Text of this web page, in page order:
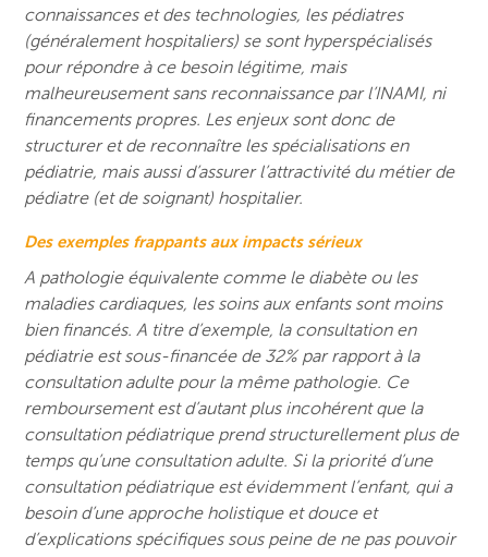
connaissances et des technologies, les pédiatres
(généralement hospitaliers) se sont hyperspécialisés
pour répondre à ce besoin légitime, mais
malheureusement sans reconnaissance par l’INAMI, ni
financements propres. Les enjeux sont donc de
structurer et de reconnaître les spécialisations en
pédiatrie, mais aussi d’assurer l’attractivité du métier de
pédiatre (et de soignant) hospitalier.
Des exemples frappants aux impacts sérieux
A pathologie équivalente comme le diabète ou les
maladies cardiaques, les soins aux enfants sont moins
bien financés. A titre d’exemple, la consultation en
pédiatrie est sous-financée de 32% par rapport à la
consultation adulte pour la même pathologie. Ce
remboursement est d’autant plus incohérent que la
consultation pédiatrique prend structurellement plus de
temps qu’une consultation adulte. Si la priorité d’une
consultation pédiatrique est évidemment l’enfant, qui a
besoin d’une approche holistique et douce et
d’explications spécifiques sous peine de ne pas pouvoir